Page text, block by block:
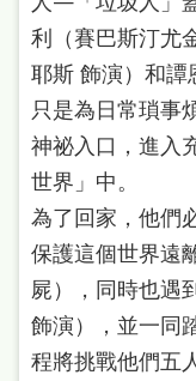
利（賽巴斯汀尤
耶斯 飾演）和
只是為日常瑣事
神祕入口，進入
世界」中。
為了回家，他們
保護這個世界遠
屍），同時也遇
飾演），並一同
程將挑戰他們五